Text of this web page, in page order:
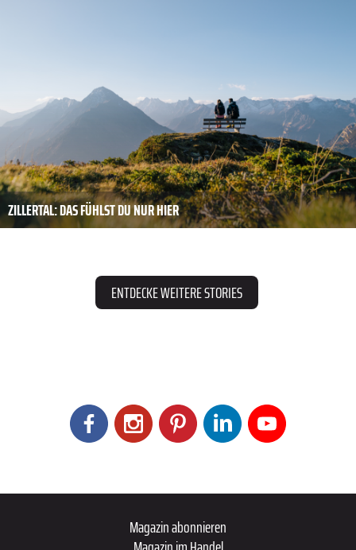
ZILLERTAL: DAS FÜHLST DU NUR HIER
ENTDECKE WEITERE STORIES
Magazin abonnieren